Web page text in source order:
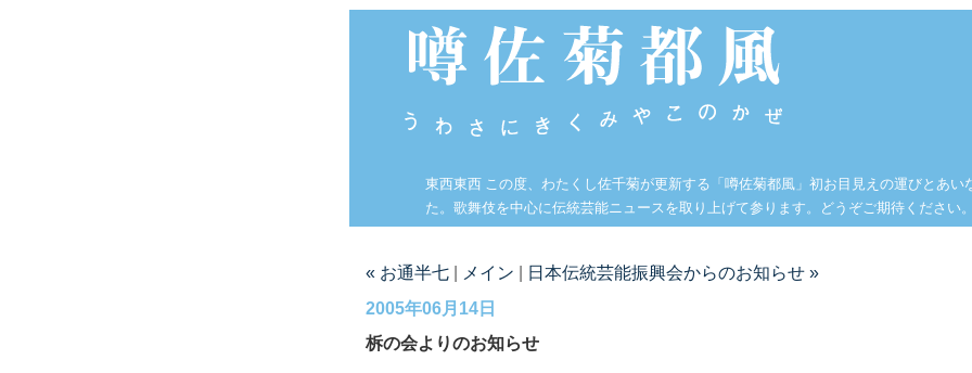
東西東西 この度、わたくし佐千菊が更新する「噂佐菊都風」初お目見えの運びとあい
た。歌舞伎を中心に伝統芸能ニュースを取り上げて参ります。どうぞご期待ください
« お通半七 メイン
日本伝統芸能振興会からのお知らせ »
2005年06月14日
柝の会よりのお知らせ